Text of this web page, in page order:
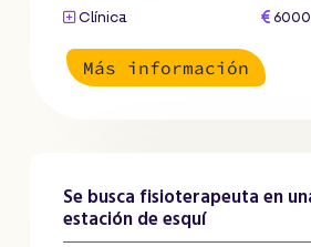
Clínica
Más información
Se busca fisioterapeuta en
estación de esquí